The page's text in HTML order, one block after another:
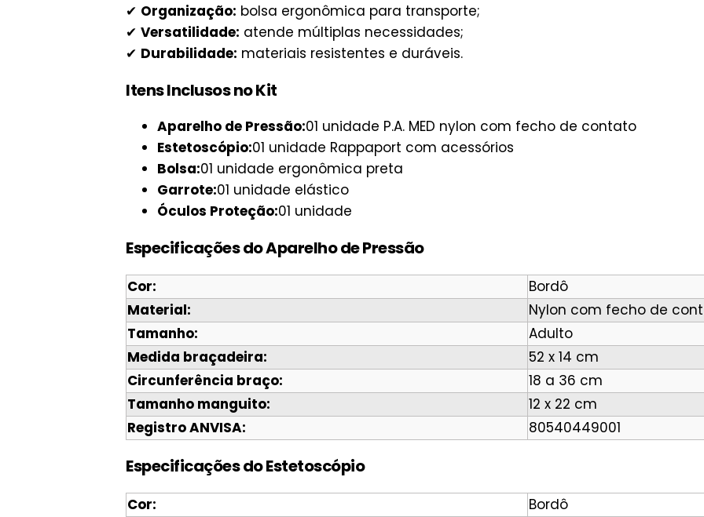
✔ Organização: bolsa ergonômica para transporte;
✔ Versatilidade: atende múltiplas necessidades;
✔ Durabilidade: materiais resistentes e duráveis.
Itens Inclusos no Kit
Aparelho de Pressão:01 unidade P.A. MED nylon com fecho de contato
Estetoscópio:01 unidade Rappaport com acessórios
Bolsa:01 unidade ergonômica preta
Garrote:01 unidade elástico
Óculos Proteção:01 unidade
Especificações do Aparelho de Pressão
Cor:
Bordô
Material:
Nylon com fecho de
Tamanho:
Adulto
Medida braçadeira:
52 x 14 cm
Circunferência braço:
18 a 36 cm
Tamanho manguito:
12 x 22 cm
Registro ANVISA:
80540449001
Especificações do Estetoscópio
Cor:
Bordô